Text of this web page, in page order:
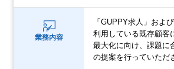
業務内容
「GUPPY求人」およ
利用している既存顧客
最大化に向け、課題に
の提案を行っていただ